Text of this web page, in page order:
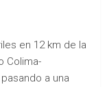
en 12 km de la
Colima-
a una